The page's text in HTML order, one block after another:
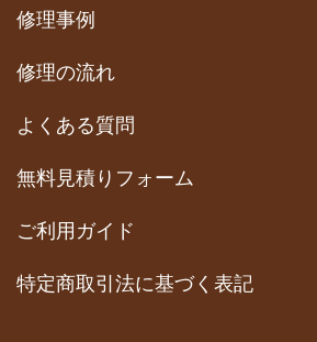
修理事例
修理の流れ
よくある質問
無料見積りフォーム
ご利用ガイド
特定商取引法に基づく表記